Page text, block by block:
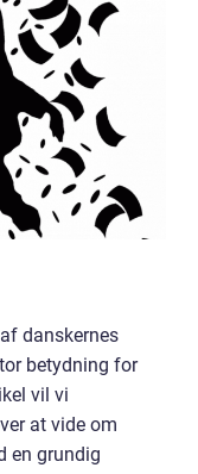
danskernes
betydning for
vil vi
at vide om
en grundig